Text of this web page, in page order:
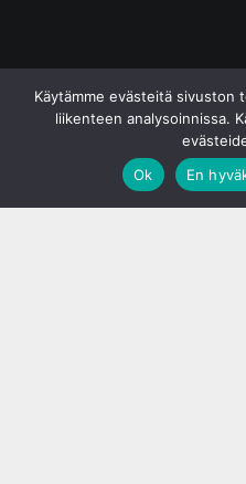
Käytämme evästeitä sivuston
liikenteen analysoinnissa.
Ok
En